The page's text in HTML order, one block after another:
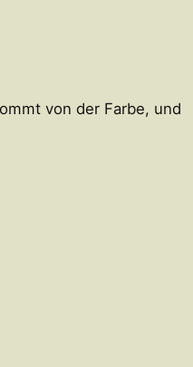
von der Farbe, und